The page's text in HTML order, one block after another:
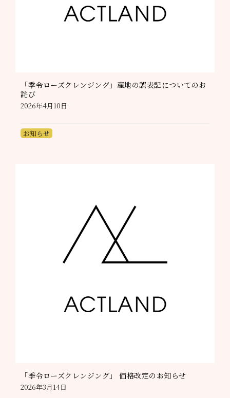
「季令ローズクレンジング」産地の誤表記についてのお
詫び
2026年4月10日
お知らせ
「季令ローズクレンジング」 価格改定のお知らせ
2026年3月14日